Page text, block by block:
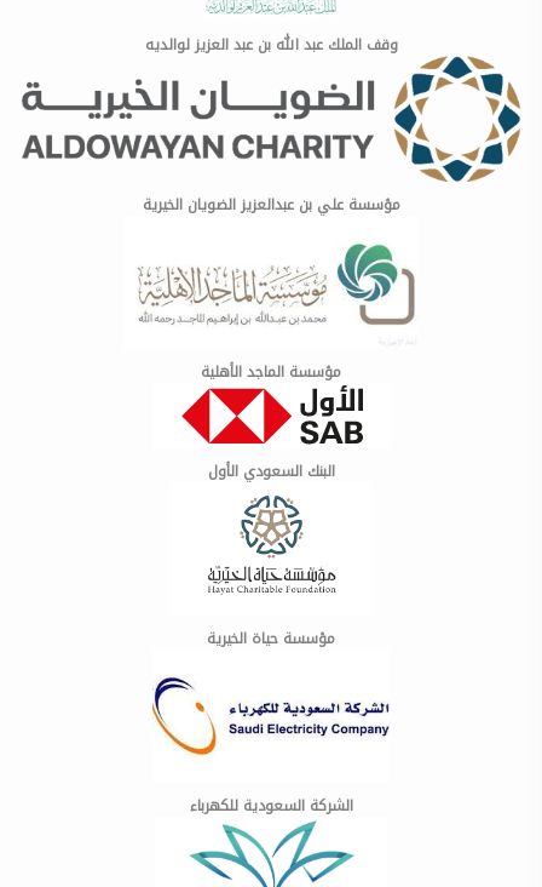
وقف الملك عبد الله بن عبد العزيز لوالديه
مؤسسة علي بن عبدالعزيز الضويان الخيرية
مؤسسة الماجد الأهلية
البنك السعودي الأول
مؤسسة حياة الخيرية
الشركة السعودية للكهرباء